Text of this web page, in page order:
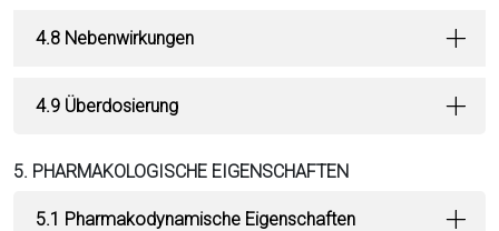
4.8 Nebenwirkungen
4.9 Überdosierung
5. PHARMAKOLOGISCHE EIGENSCHAFTEN
5.1 Pharmakodynamische Eigenschaften